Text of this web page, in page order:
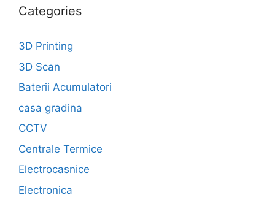
Categories
3D Printing
3D Scan
Baterii Acumulatori
casa gradina
CCTV
Centrale Termice
Electrocasnice
Electronica